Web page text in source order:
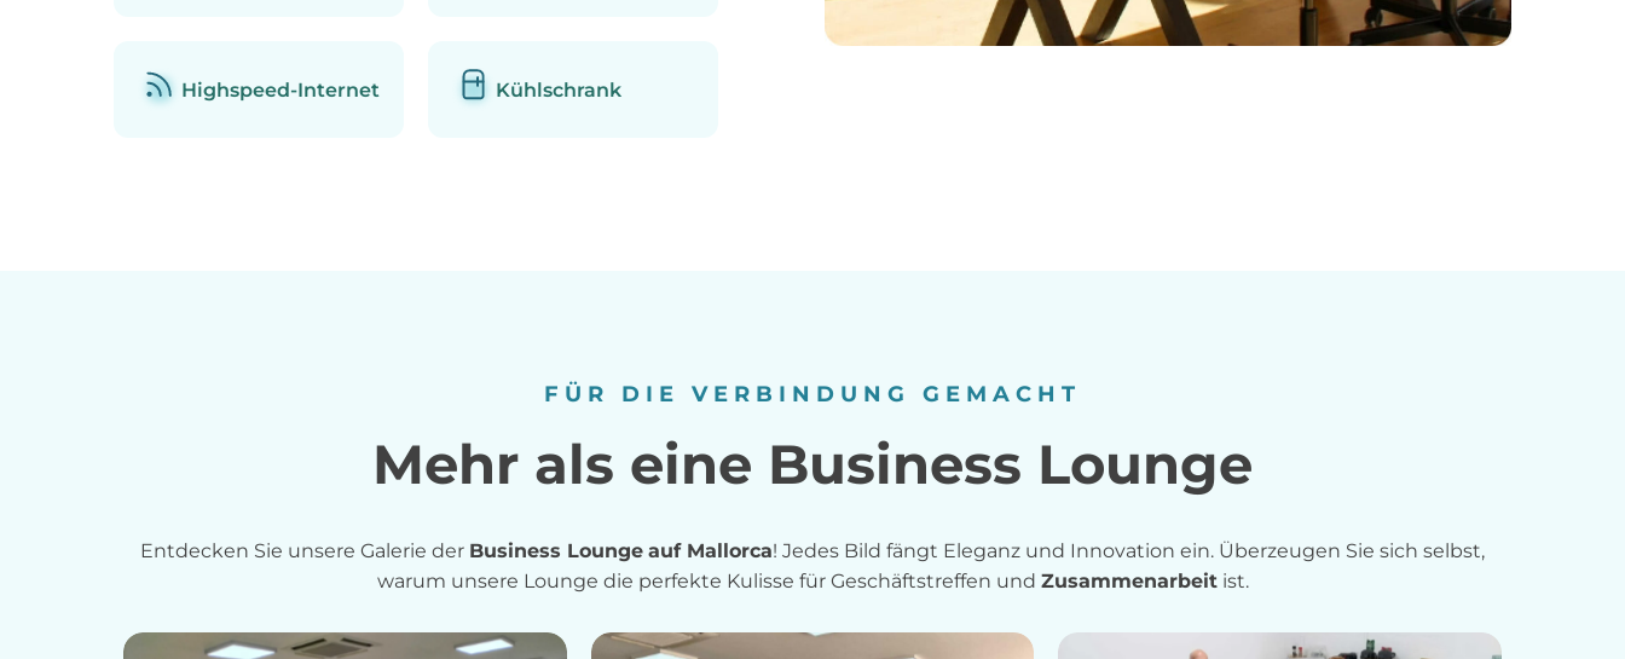
Highspeed-Internet Kühlschrank
FÜR DIE VERBINDUNG GEMACHT
Mehr als eine Business Lounge
Entdecken Sie unsere Galerie der Business Lounge auf Mallorca! Jedes Bild fängt Eleganz und Innovation ein. Überzeugen Sie sich selbst,
warum unsere Lounge die perfekte Kulisse für Geschäftstreffen und Zusammenarbeitist.